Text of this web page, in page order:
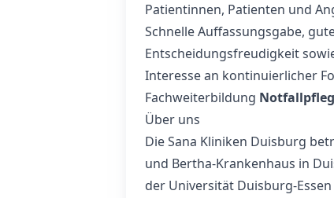
Patientinnen, Patienten und
Schnelle Auffassungsgabe,
Entscheidungsfreudigkeit
Interesse an kontinuierlicher
Fachweiterbildung
Über uns
Die Sana Kliniken Duisburg
und Bertha-Krankenhaus in
der Universität